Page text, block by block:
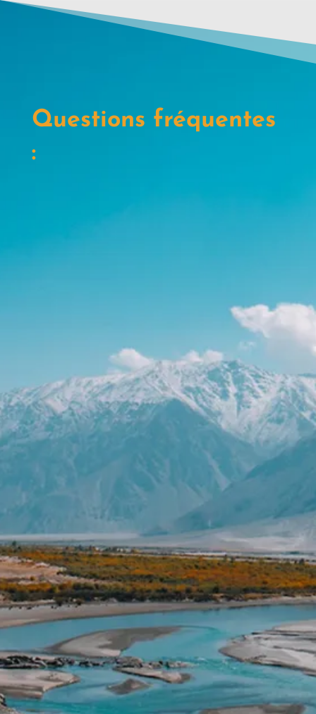
Questions fréquentes
:
Voiture avec chauffeur
Petit déjeuner
Diner
Les visites, selon le programme
Le entrées des sites
francophone/ anglophone.
Assurance rapatriement.
Qu'est ce qui n'est pas inclus ?
Assurances annulation
Les boissons
Les pourboires – Guides: chauffeur/
bagagistes.